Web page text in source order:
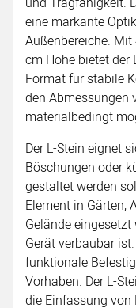
eine markante
Außenbereiche.
cm Höhe bietet der
Format für stabile
den Abmessungen
materialbedingt
Der L-Stein eignet
Böschungen oder
gestaltet werden
Element in Gärten,
Gelände
Gerät verbaubar
funktionale
Vorhaben. Der L-
die Einfassung von